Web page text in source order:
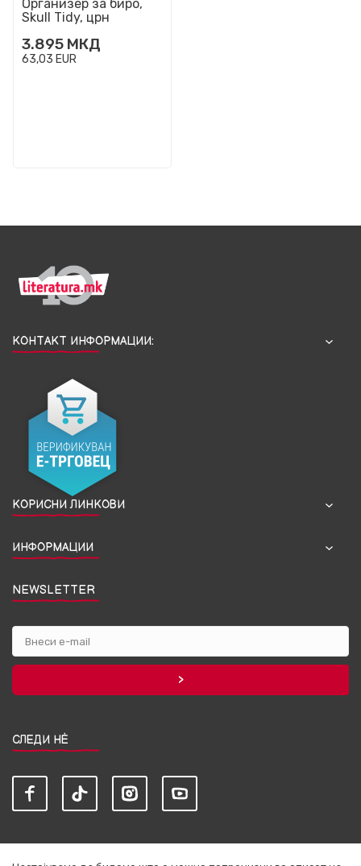
Организер за биро,
Skull Tidy, црн
3.895 МКД
63,03 EUR
КОНТАКТ ИНФОРМАЦИИ:
КОРИСНИ ЛИНКОВИ
ИНФОРМАЦИИ
NEWSLETTER
СЛЕДИ НЀ